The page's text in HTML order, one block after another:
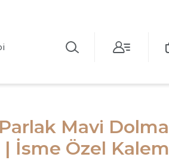
Mavi Dolma
| İsme Özel Kalem